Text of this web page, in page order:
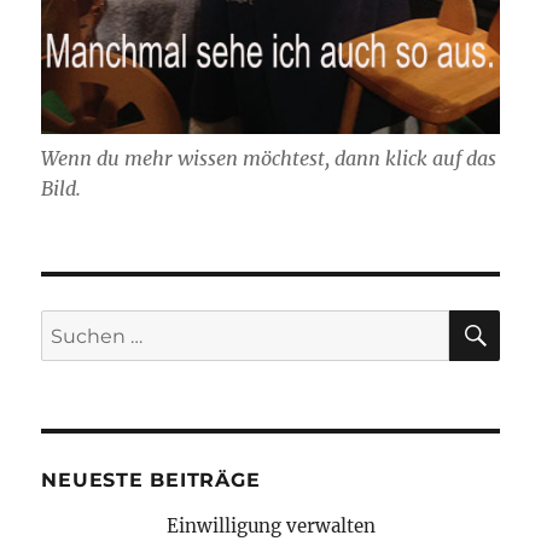
Einwilligung verwalten
Wenn du mehr wissen möchtest, dann klick auf das
Bild.
Suchen
nach:
NEUESTE BEITRÄGE